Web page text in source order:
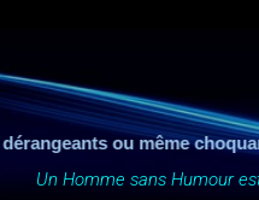
ou même choquants.
Un Homme sans Humour